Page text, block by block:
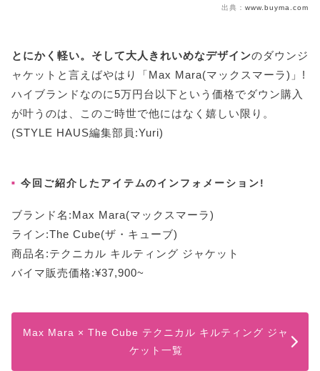
出典： www.buyma.com
とにかく軽い。そして大人きれいめなデザインのダウンジ
ャケットと言えばやはり「Max Mara(マックスマーラ)」!
ハイブランドなのに5万円台以下という価格でダウン購入
が叶うのは、このご時世で他にはなく嬉しい限り。
(STYLE HAUS編集部員:Yuri)
今回ご紹介したアイテムのインフォメーション!
ブランド名:Max Mara(マックスマーラ)
ライン:The Cube(ザ・キューブ)
商品名:テクニカル キルティング ジャケット
バイマ販売価格:¥37,900~
Max Mara × The Cube テクニカル キルティング ジャ
ケット一覧